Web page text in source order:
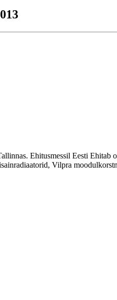
Ehitusmessil Eesti Ehitab
Vilpra